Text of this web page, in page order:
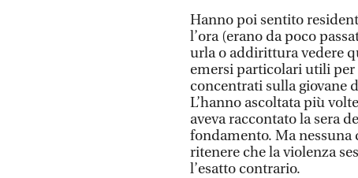
Hanno poi sentito
l’ora (erano da poco
urla o addirittura vedere
emersi particolari utili
concentrati sulla giovane
L’hanno ascoltata più
aveva raccontato la sera
fondamento. Ma
ritenere che la violenza
l’esatto contrario.